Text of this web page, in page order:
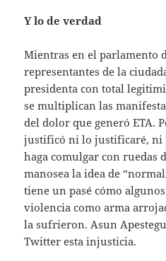
Y lo de verdad
Mientras en el parlamento
representantes de la
presidenta con total
se multiplican las
del dolor que generó ETA.
justificó ni lo justificaré, ni
haga comulgar con ruedas
manosea la idea de
tiene un pasé cómo
violencia como arma
la sufrieron. Asun
Twitter esta injusticia.